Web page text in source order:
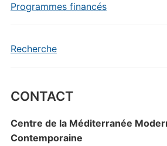
Programmes financés
Recherche
CONTACT
Centre de la Méditerranée
Contemporaine